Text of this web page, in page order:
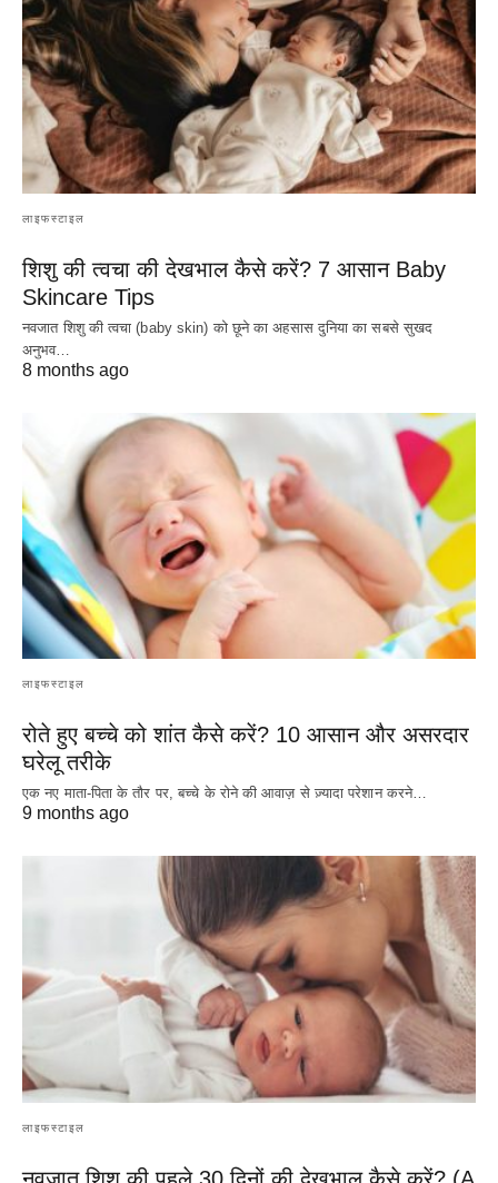
लाइफस्टाइल
शिशु की त्वचा की देखभाल कैसे करें? 7 आसान Baby
Skincare Tips
नवजात शिशु की त्वचा (baby skin) को छूने का अहसास दुनिया का सबसे सुखद
अनुभव…
8 months ago
लाइफस्टाइल
रोते हुए बच्चे को शांत कैसे करें? 10 आसान और असरदार
घरेलू तरीके
एक नए माता-पिता के तौर पर, बच्चे के रोने की आवाज़ से ज़्यादा परेशान करने…
9 months ago
लाइफस्टाइल